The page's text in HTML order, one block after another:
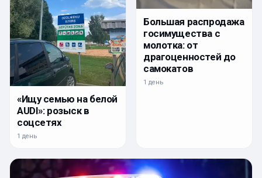
«Ищу семью на белой
AUDI»: розыск в
соцсетях
1 день
Большая распродажа
госимущества с
молотка: от
драгоценностей до
самокатов
1 день